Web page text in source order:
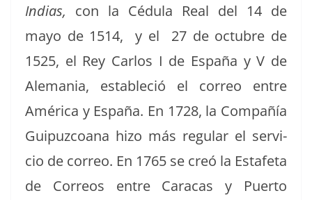
Indias, con la Cédu­la Real del 14 de
mayo de 1514, y el 27 de octubre de
1525, el Rey Car­los I de España y V de
Ale­ma­nia, estable­ció el correo entre
Améri­ca y España. En 1728, la Com­pañía
Guipuz­coana hizo más reg­u­lar el ser­vi­
cio de correo. En 1765 se creó la Estafe­ta
de Corre­os entre Cara­cas y Puer­to